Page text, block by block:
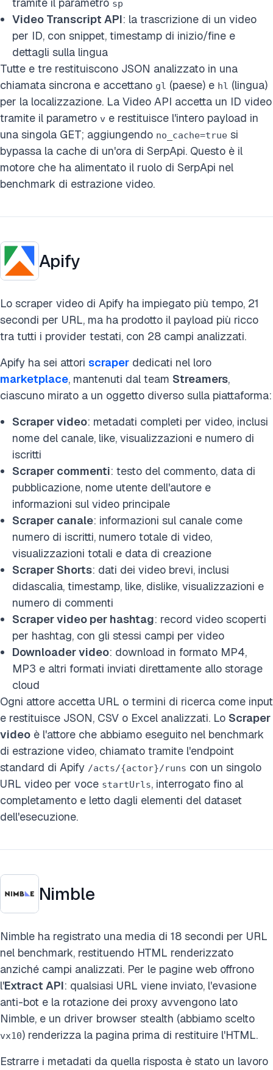
sp
Video Transcript API: la trascrizione di un video
per ID, con snippet, timestamp di inizio/fine e
dettagli sulla lingua
Tutte e tre restituiscono JSON analizzato in una
chiamata sincrona e accettano gl (paese) e hl (lingua)
per la localizzazione. La Video API accetta un ID video
tramite il parametro v e restituisce l'intero payload in
una singola GET; aggiungendo no_cache=true si
bypassa la cache di un'ora di SerpApi. Questo è il
motore che ha alimentato il ruolo di SerpApi nel
benchmark di estrazione video.
Apify
Lo scraper video di Apify ha impiegato più tempo, 21
secondi per URL, ma ha prodotto il payload più ricco
tra tutti i provider testati, con 28 campi analizzati.
Apify ha sei attori scraper dedicati nel loro
marketplace, mantenuti dal team Streamers,
ciascuno mirato a un oggetto diverso sulla piattaforma:
Scraper video: metadati completi per video, inclusi
nome del canale, like, visualizzazioni e numero di
iscritti
Scraper commenti: testo del commento, data di
pubblicazione, nome utente dell'autore e
informazioni sul video principale
Scraper canale: informazioni sul canale come
numero di iscritti, numero totale di video,
visualizzazioni totali e data di creazione
Scraper Shorts: dati dei video brevi, inclusi
didascalia, timestamp, like, dislike, visualizzazioni e
numero di commenti
Scraper video per hashtag: record video scoperti
per hashtag, con gli stessi campi per video
Downloader video: download in formato MP4,
MP3 e altri formati inviati direttamente allo storage
cloud
Ogni attore accetta URL o termini di ricerca come input
e restituisce JSON, CSV o Excel analizzati. Lo Scraper
video è l'attore che abbiamo eseguito nel benchmark
di estrazione video, chiamato tramite l'endpoint
standard di Apify /acts/{actor}/runs con un singolo
URL video per voce startUrls, interrogato fino al
completamento e letto dagli elementi del dataset
dell'esecuzione.
Nimble
Nimble ha registrato una media di 18 secondi per URL
nel benchmark, restituendo HTML renderizzato
anziché campi analizzati. Per le pagine web offrono
l'Extract API: qualsiasi URL viene inviato, l'evasione
anti-bot e la rotazione dei proxy avvengono lato
Nimble, e un driver browser stealth (abbiamo scelto
vx10) renderizza la pagina prima di restituire l'HTML.
Estrarre i metadati da quella risposta è stato un lavoro